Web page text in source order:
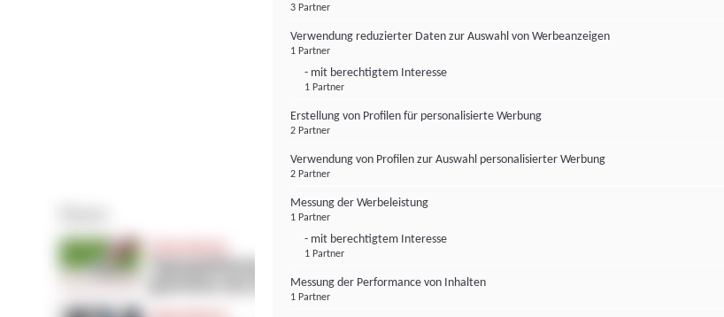
3 Partner
Verwendung reduzierter Daten zur Auswahl von Werbeanzeigen
1 Partner
- mit berechtigtem Interesse
1 Partner
Erstellung von Profilen für personalisierte Werbung
2 Partner
Verwendung von Profilen zur Auswahl personalisierter Werbung
2 Partner
Messung der Werbeleistung
1 Partner
- mit berechtigtem Interesse
1 Partner
Messung der Performance von Inhalten
1 Partner